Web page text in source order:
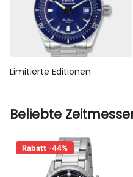
Limitierte Editionen
Beliebte
Rabatt -44%